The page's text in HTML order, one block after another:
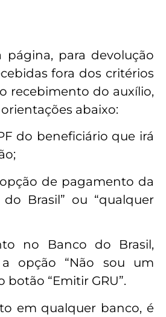
página, para devolução
fora dos critérios
recebimento do auxílio,
abaixo:
do beneficiário que irá
de pagamento da
do Brasil” ou “qualquer
no Banco do Brasil,
opção “Não sou um
botão “Emitir GRU”.
em qualquer banco, é